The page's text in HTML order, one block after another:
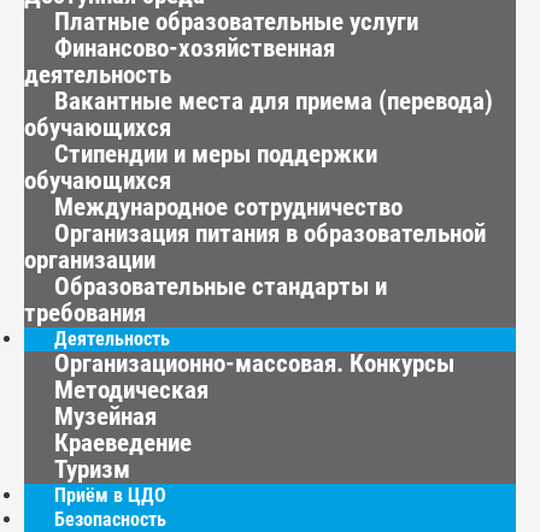
Платные образовательные услуги
Финансово-хозяйственная
деятельность
Вакантные места для приема (перевода)
обучающихся
Стипендии и меры поддержки
обучающихся
Международное сотрудничество
Организация питания в образовательной
организации
Образовательные стандарты и
требования
Деятельность
Организационно-массовая. Конкурсы
Методическая
Музейная
Краеведение
Туризм
Приём в ЦДО
Безопасность